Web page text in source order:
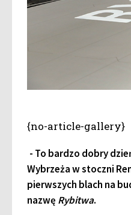
{no-article-gallery}
- To bardzo dobry
Wybrzeża w stoczni
pierwszych blach na
nazwę Rybitwa.